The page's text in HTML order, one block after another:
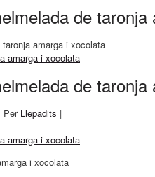
de taronja
amarga i xocolata
de taronja
Per Llepadits |
i xocolata